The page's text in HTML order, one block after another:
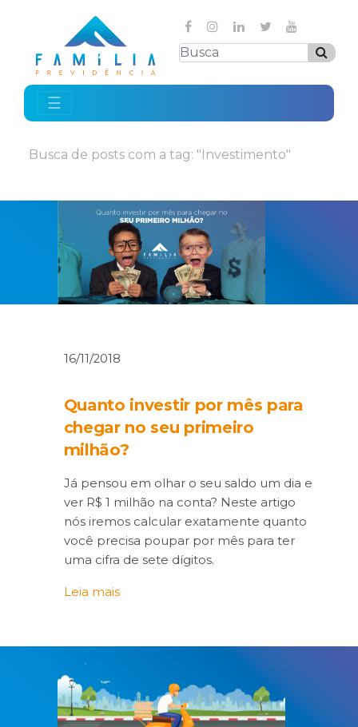
☰
Busca de posts com a tag: "Investimento"
16/11/2018
Quanto investir por mês para
chegar no seu primeiro
milhão?
Já pensou em olhar o seu saldo um dia e
ver R$ 1 milhão na conta? Neste artigo
nós iremos calcular exatamente quanto
você precisa poupar por mês para ter
uma cifra de sete dígitos.
Leia mais